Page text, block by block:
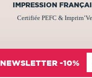
IMPRESSION
Certifiée PEFC &
NEWSLETTER -10%